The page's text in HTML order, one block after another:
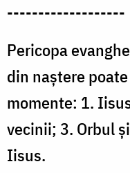
-------------------
Pericopa
din naștere
momente: 1.
vecinii; 3. Orbul
Iisus.